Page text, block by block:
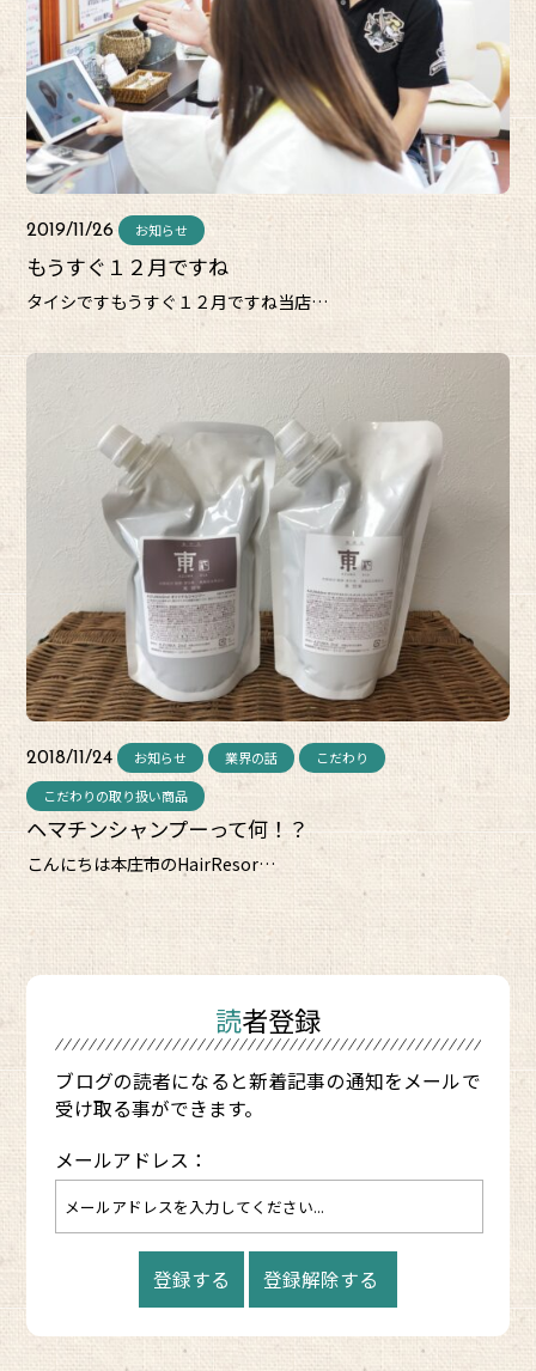
2019/11/26 お知らせ
もうすぐ１２月ですね
タイシですもうすぐ１２月ですね当店…
2018/11/24 お知らせ 業界の話
こだわり
こだわりの取り扱い商品
ヘマチンシャンプーって何！？
こんにちは本庄市のHairResor…
読者登録
ブログの読者になると新着記事の通知をメールで
受け取る事ができます。
メールアドレス：